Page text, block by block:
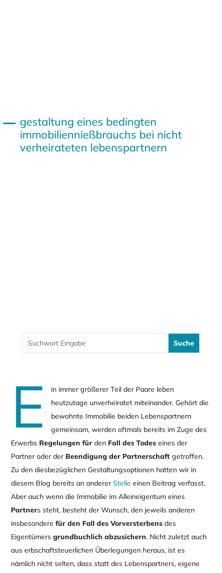
gestaltung eines bedingten
immobiliennießbrauchs bei nicht
verheirateten lebenspartnern
E
in immer größerer Teil der Paare leben
heutzutage unverheiratet miteinander. Gehört die
bewohnte Immobilie beiden Lebenspartnern
gemeinsam, werden oftmals bereits im Zuge des
Erwerbs Regelungen für den Fall des Todes eines der
Partner oder der Beendigung der Partnerschaft getroffen.
Zu den diesbezüglichen Gestaltungsoptionen hatten wir in
diesem Blog bereits an andererStelle einen Beitrag verfasst.
Aber auch wenn die Immobilie im Alleineigentum eines
Partners steht, besteht der Wunsch, den jeweils anderen
insbesonderefür den Fall des Vorversterbens des
Eigentümersgrundbuchlich abzusichern. Nicht zuletzt auch
aus erbschaftsteuerlichen Überlegungen heraus, ist es
nämlich nicht selten, dass statt des Lebenspartners, eigene